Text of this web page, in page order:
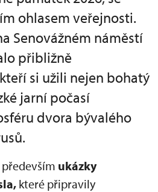
ohlasem veřejnosti.
Senovážném náměstí
přibližně
si užili nejen bohatý
jarní počasí
dvora bývalého
ukázky
které připravily